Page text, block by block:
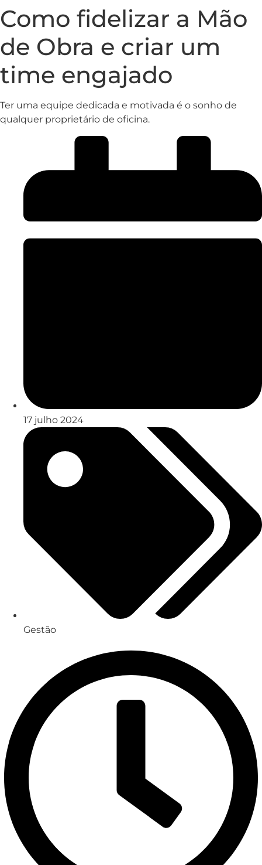
Como fidelizar a Mão
de Obra e criar um
time engajado
Ter uma equipe dedicada e motivada é o sonho de
qualquer proprietário de oficina.
17 julho 2024
Gestão